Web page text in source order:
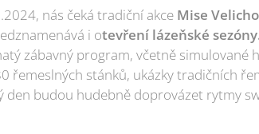
nás čeká tradiční akce Mise
i otevření lázeňské
zábavný program, včetně simulované
řemeslných stánků, ukázky tradičních
den budou hudebně doprovázet rytmy